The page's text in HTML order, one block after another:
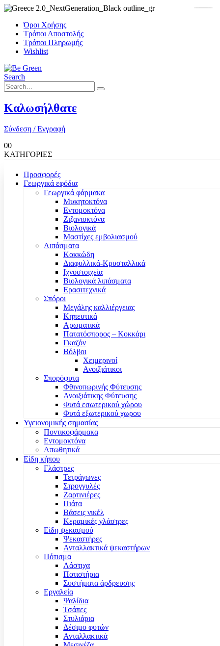
Όροι Χρήσης
Τρόποι Αποστολής
Τρόποι Πληρωμής
Wishlist
Search
Καλωσήλθατε
Σύνδεση / Εγγραφή
00
ΚΑΤΗΓΟΡΙΕΣ
Προσφορές
Γεωργικά εφόδια
Γεωργικά φάρμακα
Μυκητοκτόνα
Εντομοκτόνα
Ζιζανιοκτόνα
Βιολογικά
Μαστίχες εμβολιασμού
Λιπάσματα
Κοκκώδη
Διαφυλλικά-Κρυσταλλικά
Ιχνοστοιχεία
Βιολογικά λιπάσματα
Ερασιτεχνικά
Σπόροι
Μεγάλης καλλιέργειας
Κηπευτικά
Αρωματικά
Πατατόσπορος – Κοκκάρι
Γκαζόν
Βόλβοι
Χειμερινοί
Ανοιξιάτικοι
Σπορόφυτα
Φθινοπωρινής Φύτευσης
Ανοιξιάτικης Φύτευσης
Φυτά εσωτερικού χώρου
Φυτά εξωτερικού χωρου
Υγειονομικής σημασίας
Ποντικοφάρμακα
Εντομοκτόνα
Απωθητικά
Είδη κήπου
Γλάστρες
Τετράγωνες
Στρογγυλές
Ζαρτινιέρες
Πιάτα
Βάσεις νικέλ
Κεραμικές γλάστρες
Είδη ψεκασμού
Ψεκαστήρες
Ανταλλακτικά ψεκαστήρων
Πότισμα
Λάστιχα
Ποτιστήρια
Συστήματα άρδρευσης
Εργαλεία
Ψαλίδια
Τσάπες
Στυλιάρια
Δέσιμο φυτών
Ανταλλακτικά